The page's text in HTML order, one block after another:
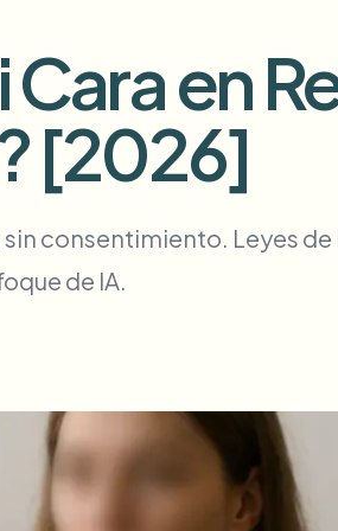
run—for teams.
Inteligencia de video
Busque y entienda video — Ceptory
en
[2026]
consentimiento. Leyes de
de IA.